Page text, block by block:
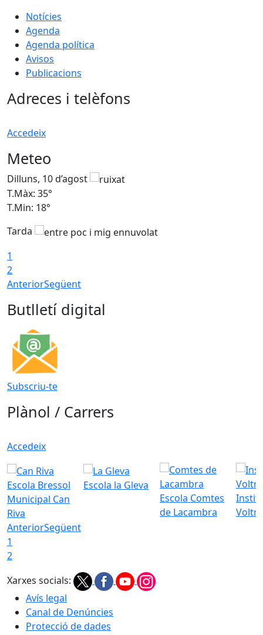
Notícies
Agenda
Agenda política
Avisos
Publicacions
Adreces i telèfons
Accedeix
Meteo
Dilluns, 10 d’agost
T.Màx: 35°
T.Min: 18°
Tarda
1
2
AnteriorSegüent
Butlletí digital
Subscriu-te
Plànol / Carrers
Accedeix
Escola Bressol
Municipal Can
Riva
Escola la Gleva
Escola Comtes
de Lacambra
AnteriorSegüent
1
2
Xarxes socials:
Avís legal
Canal de Denúncies
Protecció de dades